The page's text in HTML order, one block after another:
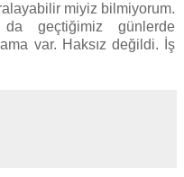
miyiz bilmiyorum.
da geçtiğimiz günlerde
var. Haksız değildi. İş